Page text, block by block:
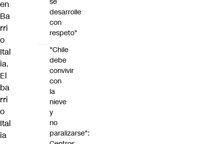
en
Ba
rri
o
Ital
ia.
El
ba
rri
o
Ital
ia
desarrolle
con
respeto"
"Chile
debe
convivir
con
la
nieve
y
no
paralizarse":